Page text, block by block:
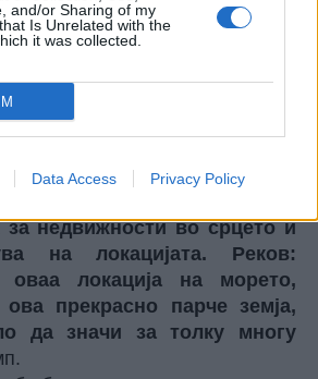
and/or Sharing of my
Is Unrelated with the
it was collected.
Data Access Privacy Policy
договор“, како и
на Трамп „нема план
повеќестепен
на војната и
на енклавата“.
парче земја“ и рече
за недвижности во срцето и
на локацијата. Реков:
оваа локација на морето,
ова прекрасно парче земја,
да значи за толку многу